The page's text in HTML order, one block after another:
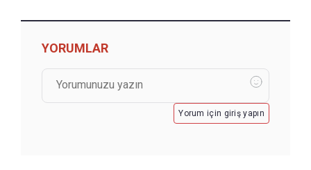
YORUMLAR
Yorum için giriş yapın